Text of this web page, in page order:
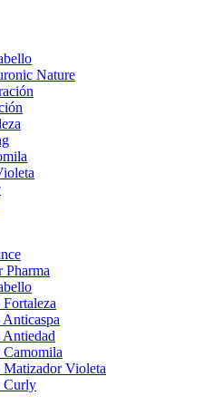
Nature
Pharma
Antiedad
Camomila
Matizador Violeta
Curly